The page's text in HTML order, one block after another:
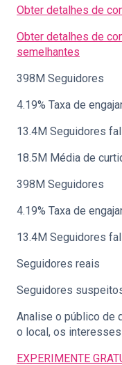
Obter detalhes de
Obter detalhes de
semelhantes
398M Seguidores
4.19% Taxa de
13.4M Seguidores
18.5M Média de
398M Seguidores
4.19% Taxa de
13.4M Seguidores
Seguidores reais
Seguidores
Analise o público de
o local, os
EXPERIMENTE